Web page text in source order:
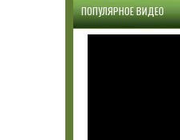
ПОПУЛЯРНОЕ ВИДЕО